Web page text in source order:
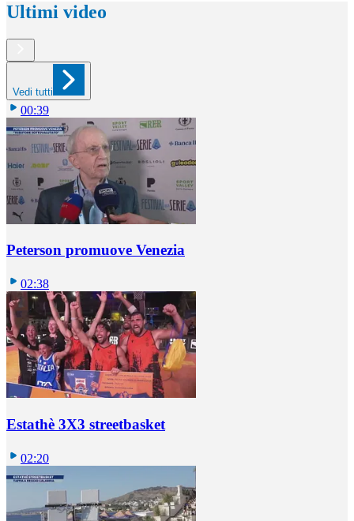
Ultimi video
Vedi tutti
00:39
Peterson promuove Venezia
02:38
Estathè 3X3 streetbasket
02:20